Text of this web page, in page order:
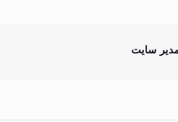
سایت